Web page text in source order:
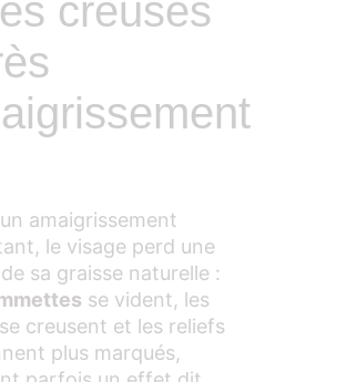
creuses
amaigrissement
le visage perd une
sa graisse naturelle :
se vident, les
se creusent et les reliefs
plus marqués,